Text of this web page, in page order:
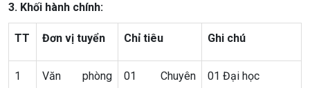
3. Khối hành chính:
TT Đơn vị tuyển Chỉ tiêu Ghi chú
1
Văn phòng
01 Chuyên
01 Đại học